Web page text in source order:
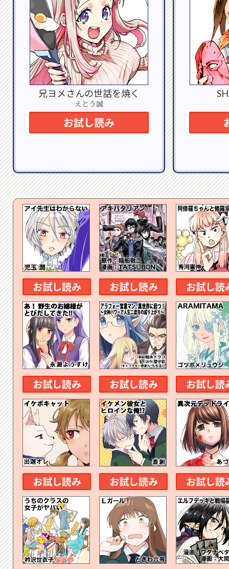
兄ヨメさんの世話を焼く
えとう誠
お試し読み
お試し読み お試し読み お試し読
お試し読み お試し読み お試し読
お試し読み お試し読み お試し読